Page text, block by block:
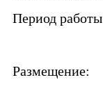
Период
Размещение: